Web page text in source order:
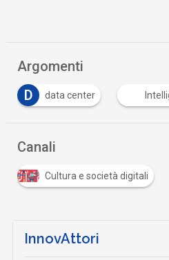
Argomenti
D
data center
Canali
Cultura e società digitali
InnovAttori